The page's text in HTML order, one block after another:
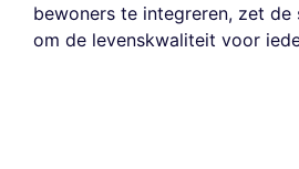
bewoners te integreren, zet de
om de levenskwaliteit voor